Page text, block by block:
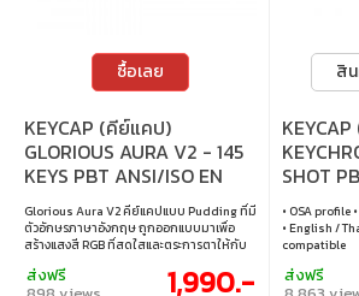
ซื้อเลย
KEYCAP (คีย์แคป)
GLORIOUS AURA V2 - 145
KEYS PBT ANSI/ISO EN
BLACK
Glorious Aura V2 คีย์แคปแบบ Pudding ที่มี
ตัวอักษรภาษาอังกฤษ ถูกออกแบบมาเพื่อ
สร้างแสงสี RGB ที่สดใสและตระการตาให้กับ
เป็นแบบโปร่งแสง จึงช่วยเพิ่มการกระจายแสง
ส่งฟรี 1,990.-
สิ
SHOT
(EN/
• OSA profile
• English /
compatible
ส่งฟรี